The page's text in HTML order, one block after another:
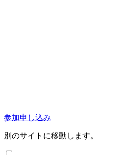
参加申し込み
別のサイトに移動します。